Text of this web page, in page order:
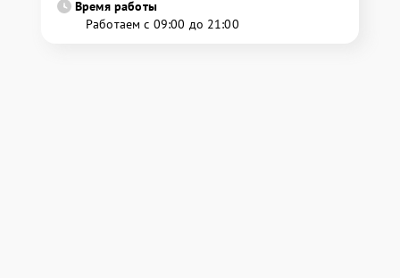
Время работы
Работаем с 09:00 до 21:00